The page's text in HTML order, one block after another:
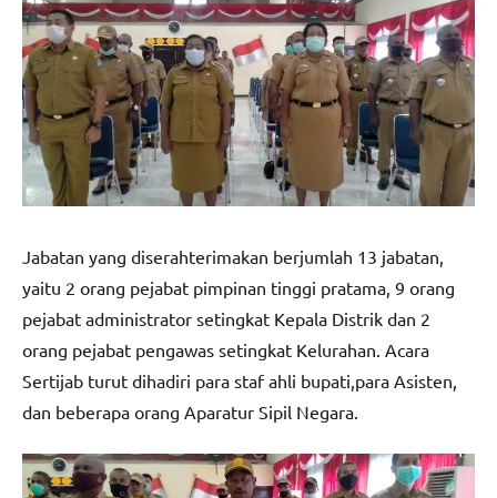
Jabatan yang diserahterimakan berjumlah 13 jabatan,
yaitu 2 orang pejabat pimpinan tinggi pratama, 9 orang
pejabat administrator setingkat Kepala Distrik dan 2
orang pejabat pengawas setingkat Kelurahan. Acara
Sertijab turut dihadiri para staf ahli bupati,para Asisten,
dan beberapa orang Aparatur Sipil Negara.